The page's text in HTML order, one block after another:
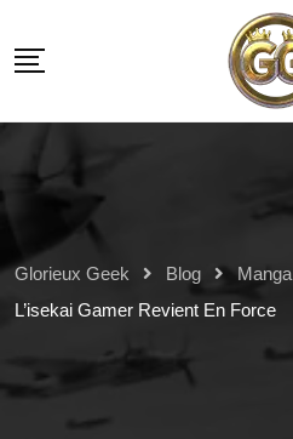
Glorieux Geek Blog Manga
L’isekai Gamer Revient En Force